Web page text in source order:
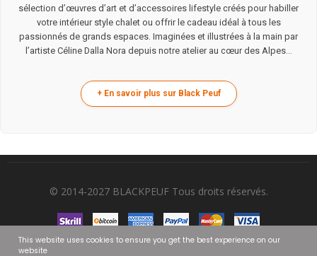
sélection d’œuvres d’art et d’accessoires lifestyle créés pour habiller
votre intérieur style chalet ou offrir le cadeau idéal à tous les
passionnés de grands espaces. Imaginées et illustrées à la main par
l’artiste Céline Dalla Nora depuis notre atelier au cœur des Alpes...
© 2014-2027 BLACKPEUF Tous droits réservés.
This website uses cookies to ensure you get the best experience on our
website